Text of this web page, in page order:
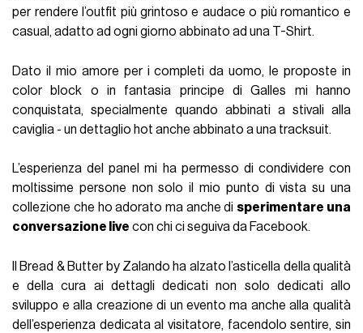
per rendere l’outfit più grintoso e audace o più romantico e
casual, adatto ad ogni giorno abbinato ad una T-Shirt.
Dato il mio amore per i completi da uomo, le proposte in
color block o in fantasia principe di Galles mi hanno
conquistata, specialmente quando abbinati a stivali alla
caviglia - un dettaglio hot anche abbinato a una tracksuit.
L’esperienza del panel mi ha permesso di condividere con
moltissime persone non solo il mio punto di vista su una
collezione che ho adorato ma anche di sperimentare una
conversazione live con chi ci seguiva da Facebook.
Il Bread & Butter by Zalando ha alzato l’asticella della qualità
e della cura ai dettagli dedicati non solo dedicati allo
sviluppo e alla creazione di un evento ma anche alla qualità
dell’esperienza dedicata al visitatore, facendolo sentire, sin